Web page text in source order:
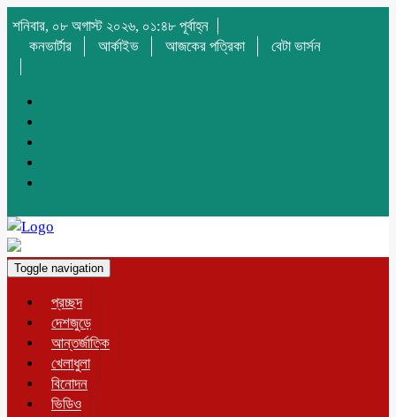
শনিবার, ০৮ অগাস্ট ২০২৬, ০১:৪৮ পূর্বাহ্ন
কনভার্টার
আর্কাইভ আজকের পত্রিকা বেটা ভার্সন
Toggle navigation
প্রচ্ছদ
দেশজুড়ে
আন্তর্জাতিক
খেলাধুলা
বিনোদন
ভিডিও